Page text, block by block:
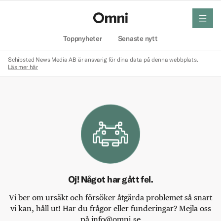
Toppnyheter Senaste nytt
meny
Schibsted News Media AB är ansvarig för dina data på denna webbplats.
Läs mer här
Oj! Något har gått fel.
Vi ber om ursäkt och försöker åtgärda problemet så snart
vi kan, håll ut! Har du frågor eller funderingar? Mejla oss